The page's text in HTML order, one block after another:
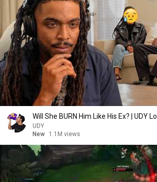
Will She BURN Him Like His Ex? | UDY
UDY
New
1.1M views